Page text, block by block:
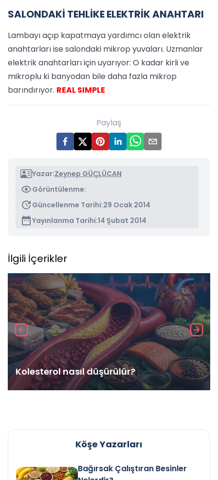
SALONDAKİ TEHLİKE ELEKTRİK ANAHTARI
Lambayı açıp kapatmaya yardımcı olan elektrik
anahtarları ise salondaki mikrop yuvaları. Uzmanlar
elektrik anahtarları için uyarıyor: O kadar kirli ve
mikroplu ki banyodan bile daha fazla mikrop
barındırıyor. REAL SIMPLE
Paylaş
Yazar:Zeynep GÜÇLÜCAN
Görüntülenme:
Güncellenme Tarihi:29 Ocak 2014
Yayınlanma Tarihi:14 Şubat 2014
İlgili İçerikler
Kolesterol nasıl düşürülür?
Köşe Yazarları
Bağırsak Çalıştıran Besinler